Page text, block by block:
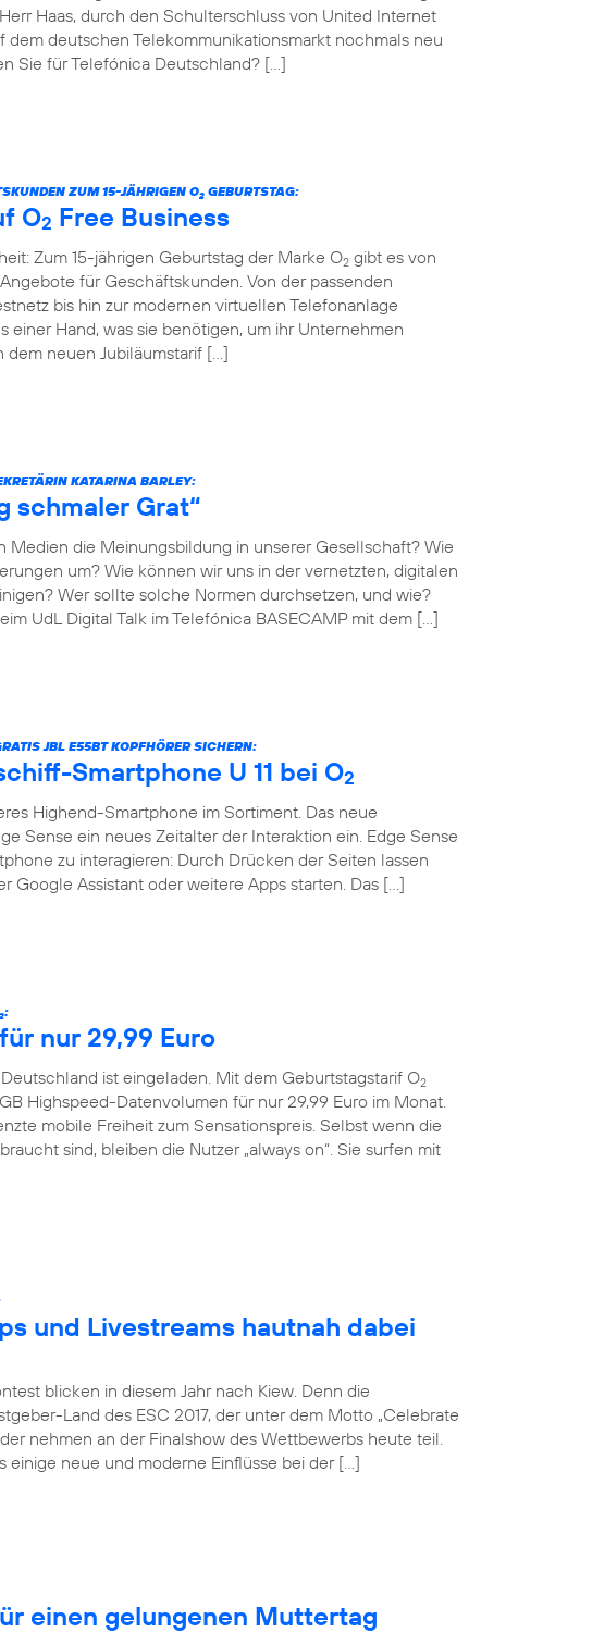
Haas, durch den Schulterschluss von United Internet
dem deutschen Telekommunikationsmarkt nochmals neu
Sie für Telefónica Deutschland? […]
ZUM 15-JÄHRIGEN O2 GEBURTSTAG:
O2 Free Business
Zum 15-jährigen Geburtstag der Marke O2 gibt es von
für Geschäftskunden. Von der passenden
bis hin zur modernen virtuellen Telefonanlage
einer Hand, was sie benötigen, um ihr Unternehmen
neuen Jubiläumstarif […]
KATARINA BARLEY:
schmaler Grat“
Medien die Meinungsbildung in unserer Gesellschaft? Wie
um? Wie können wir uns in der vernetzten, digitalen
Wer sollte solche Normen durchsetzen, und wie?
UdL Digital Talk im Telefónica BASECAMP mit dem […]
JBL E55BT KOPFHÖRER SICHERN:
Smartphone U 11 bei O2
Highend-Smartphone im Sortiment. Das neue
Sense ein neues Zeitalter der Interaktion ein. Edge Sense
zu interagieren: Durch Drücken der Seiten lassen
Google Assistant oder weitere Apps starten. Das […]
2:
nur 29,99 Euro
ist eingeladen. Mit dem Geburtstagstarif O2
Highspeed-Datenvolumen für nur 29,99 Euro im Monat.
mobile Freiheit zum Sensationspreis. Selbst wenn die
sind, bleiben die Nutzer „always on“. Sie surfen mit
und Livestreams hautnah dabei
blicken in diesem Jahr nach Kiew. Denn die
Land des ESC 2017, der unter dem Motto „Celebrate
nehmen an der Finalshow des Wettbewerbs heute teil.
einige neue und moderne Einflüsse bei der […]
einen gelungenen Muttertag